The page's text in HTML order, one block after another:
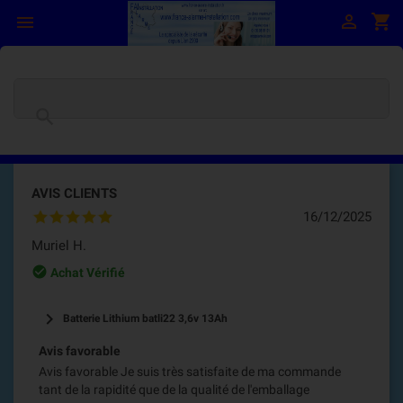
 shopping_cart

AVIS CLIENTS
16/12/2025
Muriel H.
check_circle_outline
Achat Vérifié
keyboard_arrow_right Batterie Lithium batli22 3,6v 13Ah
Avis favorable
Avis favorable Je suis très satisfaite de ma commande
tant de la rapidité que de la qualité de l'emballage